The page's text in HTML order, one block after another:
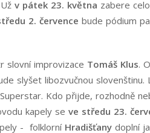
v pátek 23. května zabere
2. července bude pódium
slovní improvizace Tomáš Klus.
slyšet libozvučnou
Kdo přijde, rozhodně
kapely se ve středu 23.
- folklorníHradišťany doplní